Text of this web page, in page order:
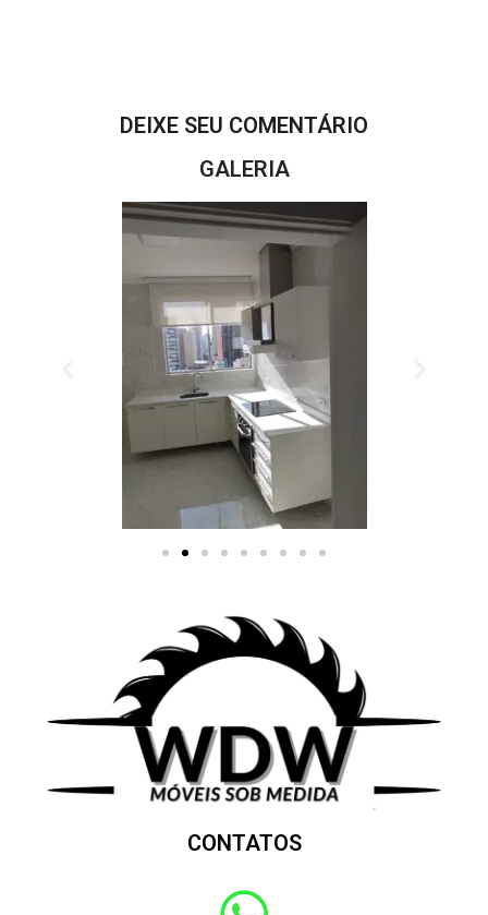
DEIXE SEU COMENTÁRIO
GALERIA
CONTATOS